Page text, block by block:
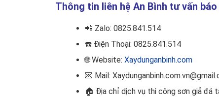
Thông tin liên hệ An Bình tư vấn
📲 Zalo: 0825.841.514
☎️ Điện Thoại: 0825.841.514
🌐 Website: Xaydunganbinh.com
💌 Mail:
🏠 Địa chỉ dịch vụ thi công sơn giả đá